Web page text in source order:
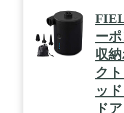
ー
収
ク
ッ
ド